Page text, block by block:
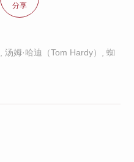
分享
汤姆·哈迪（Tom Hardy）
蜘